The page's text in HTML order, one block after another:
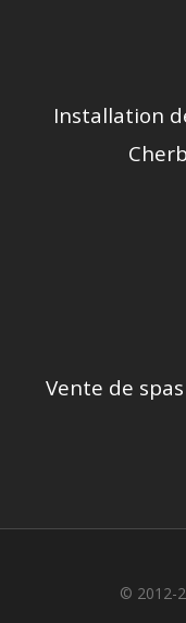
Installation
Vente de
© 2012-